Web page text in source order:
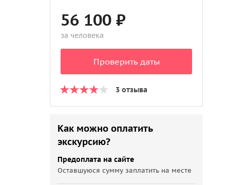
56 100 ₽
за человека
Проверить даты
3 отзыва
Как можно оплатить
экскурсию?
Предоплата на сайте
Оставшуюся сумму заплатить на месте